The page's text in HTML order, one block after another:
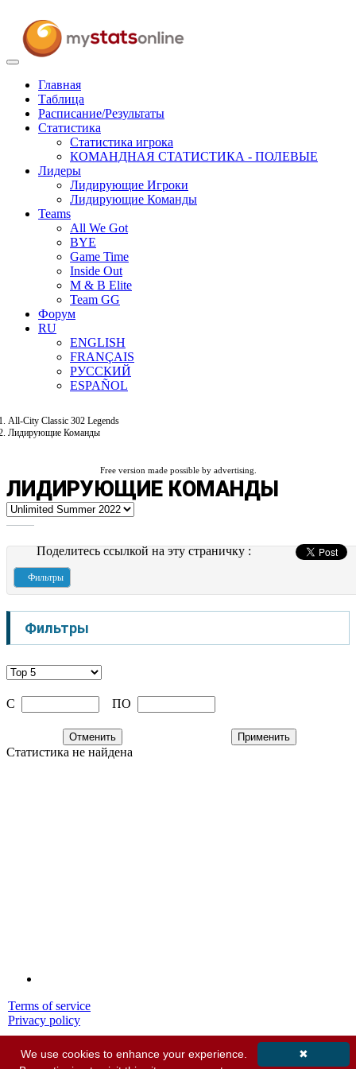
Toggle
navigationГлавная
Таблица
Расписание/Результаты
Статистика
Статистика игрока
КОМАНДНАЯ СТАТИСТИКА - ПОЛЕВЫЕ
Лидеры
Лидирующие Игроки
Лидирующие Команды
Teams
All We Got
BYE
Game Time
Inside Out
M & B Elite
Team GG
Форум
RU
ENGLISH
FRANÇAIS
РУССКИЙ
ESPAÑOL
All-City Classic 302 Legends
Лидирующие Команды
Free version made possible by advertising.
ЛИДИРУЮЩИЕ КОМАНДЫ
Поделитесь ссылкой на эту страничку :
Фильтры
Фильтры
C ПО
Отменить Применить
Статистика не найдена
Terms of service
Privacy policy
© 2001-2026 MyStatsOnline.com
Все Права Защищены
✖
We use cookies to enhance your experience.